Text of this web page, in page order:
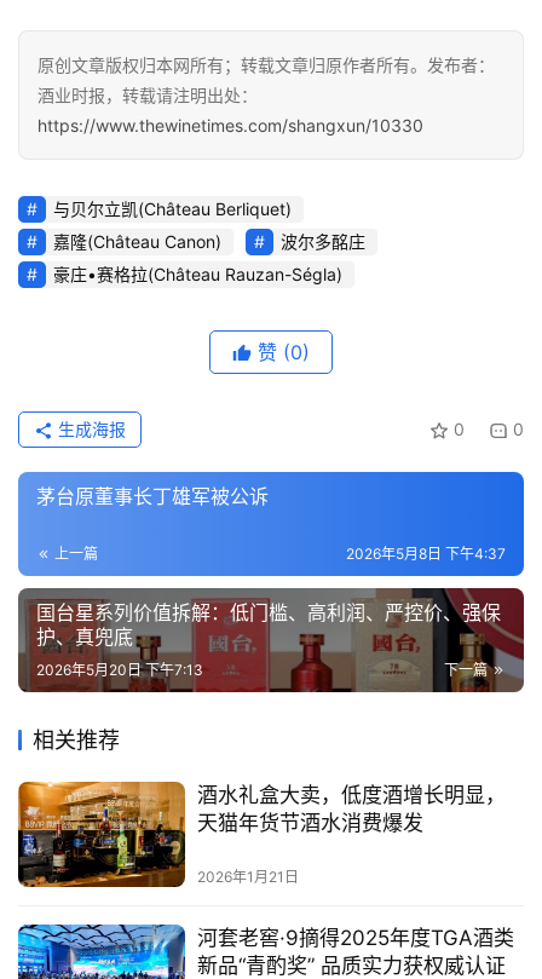
原创文章版权归本网所有；转载文章归原作者所有。发布者：
酒业时报，转载请注明出处：
https://www.thewinetimes.com/shangxun/10330
与贝尔立凯(Château Berliquet)
嘉隆(Château Canon)
波尔多酩庄
豪庄•赛格拉(Château Rauzan-Ségla)
赞 (0)
0 0
生成海报
茅台原董事长丁雄军被公诉
上一篇 2026年5月8日 下午4:37
国台星系列价值拆解：低门槛、高利润、严控价、强保
护、真兜底
下一篇
2026年5月20日 下午7:13
相关推荐
酒水礼盒大卖，低度酒增长明显，
天猫年货节酒水消费爆发
2026年1月21日
河套老窖·9摘得2025年度TGA酒类
新品“青酌奖” 品质实力获权威认证